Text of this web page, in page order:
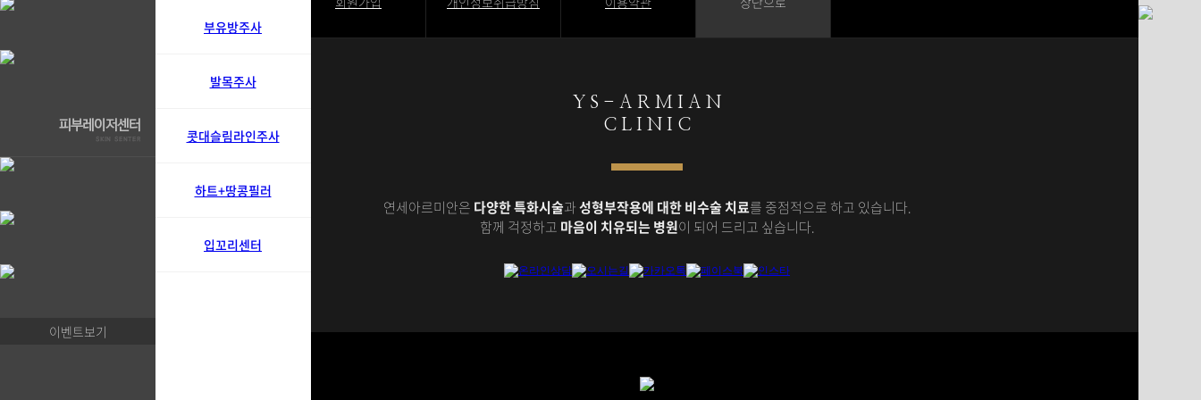
이벤트보기
부유방주사
발목주사
콧대슬림라인주사
하트+땅콩필러
입꼬리센터
Y S - A R M I A N
C L I N I C
연세아르미안은 다양한 특화시술과성형부작용에 대한 비수술 치료를 중점적으로 하고 있습니다.
함께 걱정하고 마음이 치유되는 병원이 되어 드리고 싶습니다.